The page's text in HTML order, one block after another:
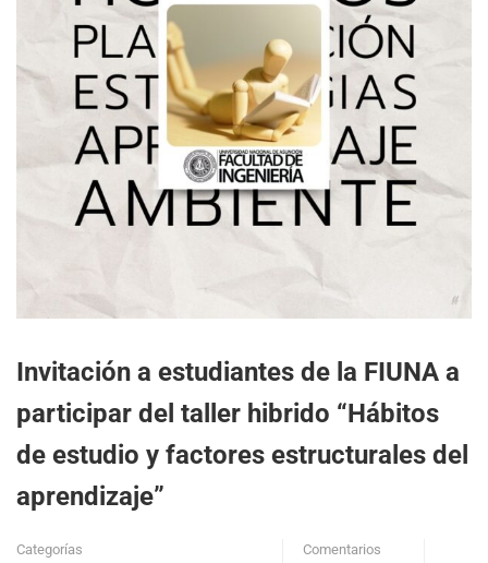
Invitación a estudiantes de la FIUNA a
participar del taller hibrido “Hábitos
de estudio y factores estructurales del
aprendizaje”
Categorías Comentarios